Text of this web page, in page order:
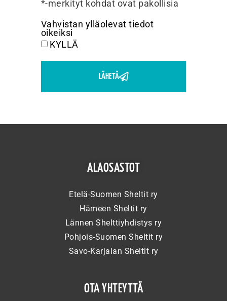
*-merkityt kohdat ovat pakollisia
Vahvistan ylläolevat tiedot
oikeiksi
KYLLÄ
LÄHETÄ
ALAOSASTOT
Etelä-Suomen Sheltit ry
Hämeen Sheltit ry
Lännen Shelttiyhdistys ry
Pohjois-Suomen Sheltit ry
Savo-Karjalan Sheltit ry
OTA YHTEYTTÄ